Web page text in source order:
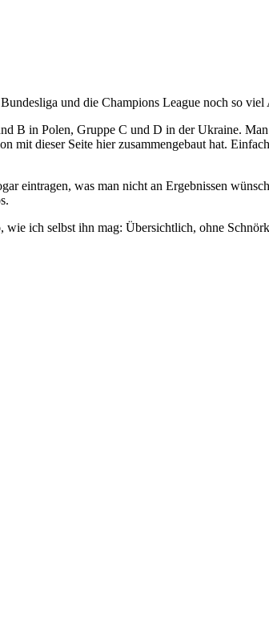
und die Champions League noch so
B in Polen, Gruppe C und D in der Ukraine.
mit dieser Seite hier zusammengebaut hat.
eintragen, was man nicht an Ergebnissen
ich selbst ihn mag: Übersichtlich, ohne